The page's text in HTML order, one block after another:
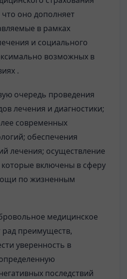
оно дополняет
в рамках
и социального
возможных в
.
очередь проведения
лечения и диагностики;
современных
обеспечения
лечения; осуществление
которые включены в сферу
по жизненным
медицинское
рад преимуществ,
уверенность в
последствий